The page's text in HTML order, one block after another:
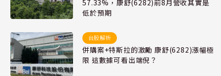
57.33%，康舒(6282)前8月營收其實是
低於預期
台股解析
併購案+特斯拉的激勵 康舒(6282)漲幅極
限 這數據可看出端倪？